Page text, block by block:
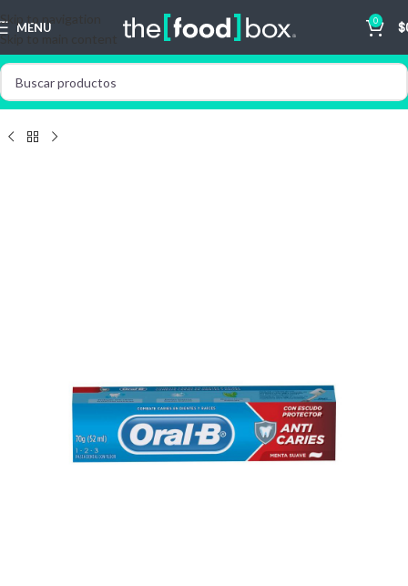
Skip to navigation
Skip to main content
MENU 0 $